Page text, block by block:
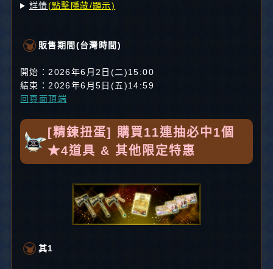
詳情(點擊隱藏/顯示)
販售期間(台灣時間)
開始：2026年6月2日(二)15:00
結束：2026年6月5日(五)14:59
回頁面頂端
[精鍊扭蛋] 購買11連抽必中1個
★4道具 & 其他限定特惠
其1